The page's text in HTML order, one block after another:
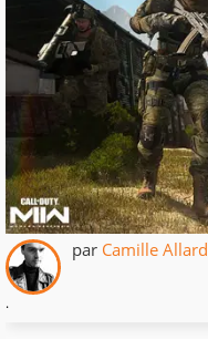
par Camille Allard
.